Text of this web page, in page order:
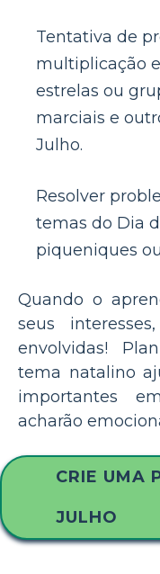
Tentativa de
multiplicação
estrelas ou
marciais e
Julho.
Resolver
temas do Dia
piqueniques
Quando o
seus
envolvidas!
tema natalino
importantes
acharão
CRIE UMA
JULHO